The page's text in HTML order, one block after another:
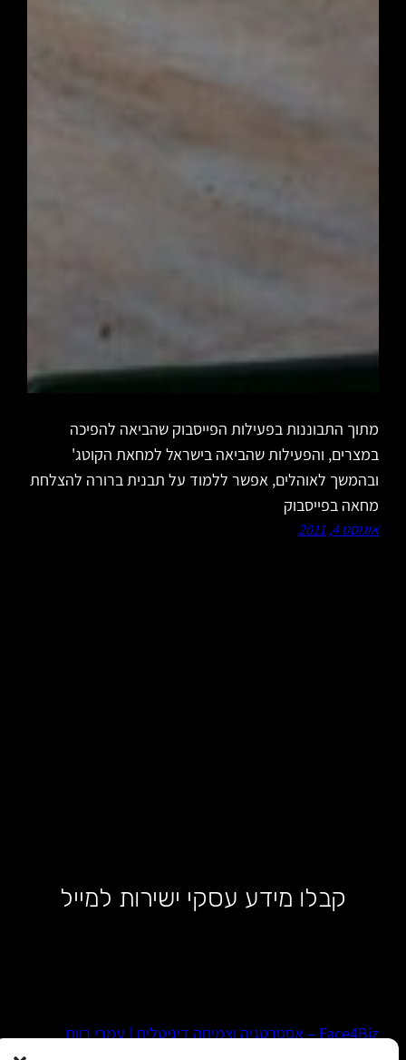
מתוך התבוננות בפעילות הפייסבוק שהביאה להפיכה
במצרים, והפעילות שהביאה בישראל למחאת הקוטג'
ובהמשך לאוהלים, אפשר ללמוד על תבנית ברורה להצלחת
מחאה בפייסבוק
אוגוסט 4, 2011
קבלו מידע עסקי ישירות למייל
Face4Biz – אסטרטגיה וצמיחה דיגיטלית | עמרי רווח